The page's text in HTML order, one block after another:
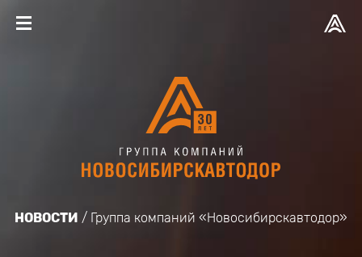
НОВОСТИ Группа компаний «Новосибирскавтодор»